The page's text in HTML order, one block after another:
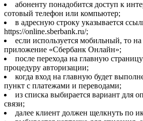
абоненту понадобится доступ к
сотовый телефон или компьютер;
в адресную строку указывается
https://online.sberbank.ru/;
если используется мобильный, то на
приложение «Сбербанк Онлайн»;
после перехода на главную
процедуру авторизации;
когда вход на главную будет
пункт с платежами и переводами;
из списка выбирается вариант для
связи;
далее клиент должен щелкнуть по